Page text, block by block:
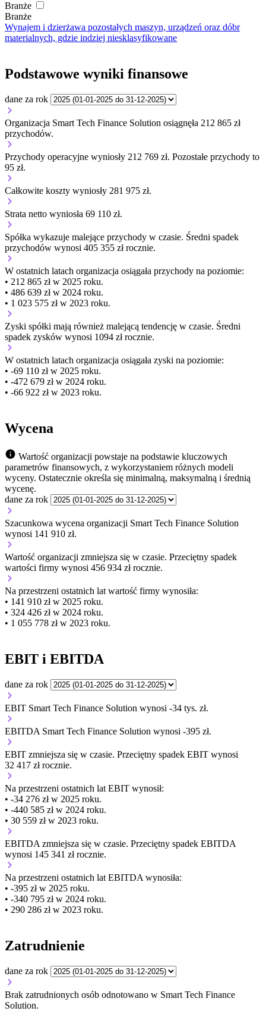
Branże
Branże
Wynajem i dzierżawa pozostałych maszyn, urządzeń oraz dóbr
materialnych, gdzie indziej niesklasyfikowane
Podstawowe wyniki finansowe
dane za rok
Organizacja Smart Tech Finance Solution osiągnęła 212 865 zł
przychodów.
Przychody operacyjne wyniosły 212 769 zł. Pozostałe przychody to
95 zł.
Całkowite koszty wyniosły 281 975 zł.
Strata netto wyniosła 69 110 zł.
Spółka wykazuje malejące przychody w czasie. Średni spadek
przychodów wynosi 405 355 zł rocznie.
W ostatnich latach organizacja osiągała przychody na poziomie:
• 212 865 zł w 2025 roku.
• 486 639 zł w 2024 roku.
• 1 023 575 zł w 2023 roku.
Zyski spółki mają również malejącą tendencję w czasie. Średni
spadek zysków wynosi 1094 zł rocznie.
W ostatnich latach organizacja osiągała zyski na poziomie:
• -69 110 zł w 2025 roku.
• -472 679 zł w 2024 roku.
• -66 922 zł w 2023 roku.
Wycena
Wartość organizacji powstaje na podstawie kluczowych
parametrów finansowych, z wykorzystaniem różnych modeli
wyceny. Ostatecznie określa się minimalną, maksymalną i średnią
wycenę.
dane za rok
Szacunkowa wycena organizacji Smart Tech Finance Solution
wynosi 141 910 zł.
Wartość organizacji zmniejsza się w czasie. Przeciętny spadek
wartości firmy wynosi 456 934 zł rocznie.
Na przestrzeni ostatnich lat wartość firmy wynosiła:
• 141 910 zł w 2025 roku.
• 324 426 zł w 2024 roku.
• 1 055 778 zł w 2023 roku.
EBIT i EBITDA
dane za rok
EBIT Smart Tech Finance Solution wynosi -34 tys. zł.
EBITDA Smart Tech Finance Solution wynosi -395 zł.
EBIT zmniejsza się w czasie. Przeciętny spadek EBIT wynosi
32 417 zł rocznie.
Na przestrzeni ostatnich lat EBIT wynosił:
• -34 276 zł w 2025 roku.
• -440 585 zł w 2024 roku.
• 30 559 zł w 2023 roku.
EBITDA zmniejsza się w czasie. Przeciętny spadek EBITDA
wynosi 145 341 zł rocznie.
Na przestrzeni ostatnich lat EBITDA wynosiła:
• -395 zł w 2025 roku.
• -340 795 zł w 2024 roku.
• 290 286 zł w 2023 roku.
Zatrudnienie
dane za rok
Brak zatrudnionych osób odnotowano w Smart Tech Finance
Solution.